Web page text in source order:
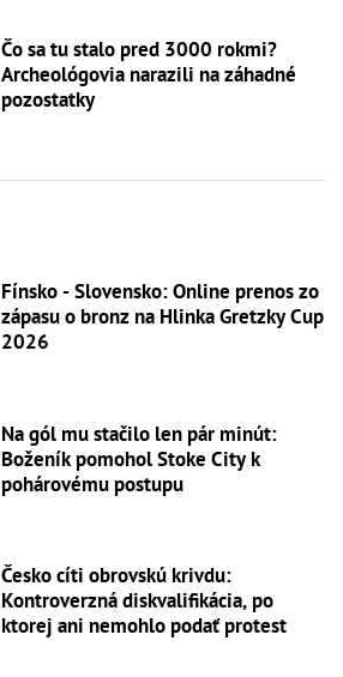
Čo sa tu stalo pred 3000 rokmi?
Archeológovia narazili na záhadné
pozostatky
Fínsko - Slovensko: Online prenos zo
zápasu o bronz na Hlinka Gretzky Cup
2026
Na gól mu stačilo len pár minút:
Boženík pomohol Stoke City k
pohárovému postupu
Česko cíti obrovskú krivdu:
Kontroverzná diskvalifikácia, po
ktorej ani nemohlo podať protest